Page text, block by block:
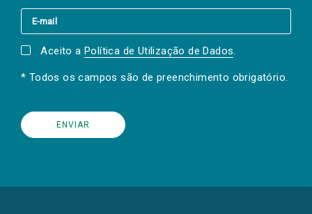
Aceito a Política de Utilização de Dados.
* Todos os campos são de preenchimento obrigatório.